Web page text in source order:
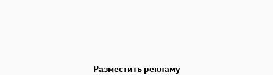
Разместить рекламу